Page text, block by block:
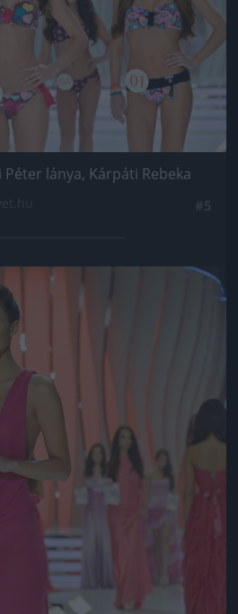
lánya, Kárpáti Rebeka
még kép!